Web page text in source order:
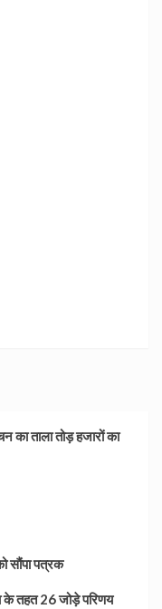
का ताला तोड़ हजारों का
सौंपा पत्रक
के तहत 26 जोड़े परिणय